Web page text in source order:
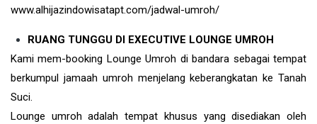
www.alhijazindowisatapt.com/jadwal-umroh/
RUANG TUNGGU DI EXECUTIVE LOUNGE UMROH
Kami mem-booking Lounge Umroh di bandara sebagai tempat
berkumpul jamaah umroh menjelang keberangkatan ke Tanah
Suci.
Lounge umroh adalah tempat khusus yang disediakan oleh